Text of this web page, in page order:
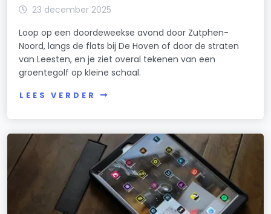
23 december 2025
Loop op een doordeweekse avond door Zutphen-
Noord, langs de flats bij De Hoven of door de straten
van Leesten, en je ziet overal tekenen van een
groentegolf op kleine schaal.
LEES VERDER